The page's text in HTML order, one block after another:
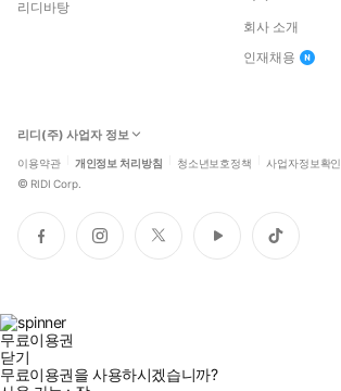
리디바탕
회사 소개
인재채용
리디(주) 사업자 정보
이용약관 개인정보 처리방침 청소년보호정책 사업자정보확인
© RIDI Corp.
페
이
인
스
트
위
유
튜
틱
톡
무료이용권
닫기
무료이용권을 사용하시겠습니까?